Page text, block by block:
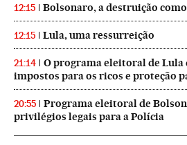
12:15 Bolsonaro, a destruição
12:15 Lula, uma ressurreição
21:14
O programa eleitoral de Lula
impostos para os ricos e proteção
20:55
Programa eleitoral de
privilégios legais para a Polícia